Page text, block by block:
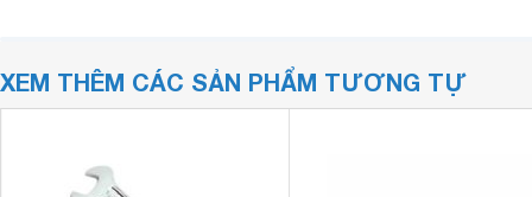
XEM THÊM CÁC SẢN PHẨM TƯƠNG TỰ